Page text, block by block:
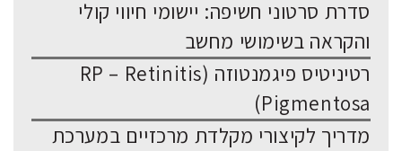
סדרת סרטוני חשיפה: יישומי חיווי קולי
והקראה בשימושי מחשב
רטיניטיס פיגמנטוזה (RP – Retinitis
Pigmentosa)
מדריך לקיצורי מקלדת מרכזיים במערכת